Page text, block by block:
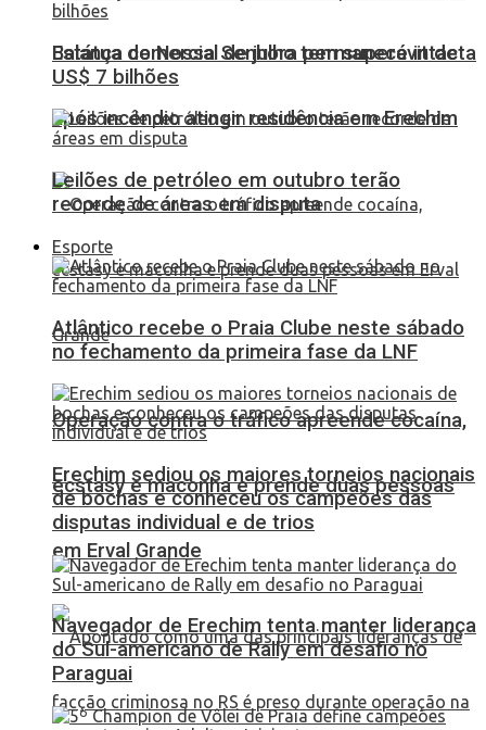
Estátua de Nossa Senhora permanece intacta
após incêndio atingir residência em Erechim
Operação contra o tráfico apreende cocaína,
ecstasy e maconha e prende duas pessoas
em Erval Grande
Balança comercial de julho tem superávit de
US$ 7 bilhões
Leilões de petróleo em outubro terão
recorde de áreas em disputa
Esporte
Atlântico recebe o Praia Clube neste sábado
no fechamento da primeira fase da LNF
Erechim sediou os maiores torneios nacionais
de bochas e conheceu os campeões das
disputas individual e de trios
Navegador de Erechim tenta manter liderança
do Sul-americano de Rally em desafio no
Paraguai